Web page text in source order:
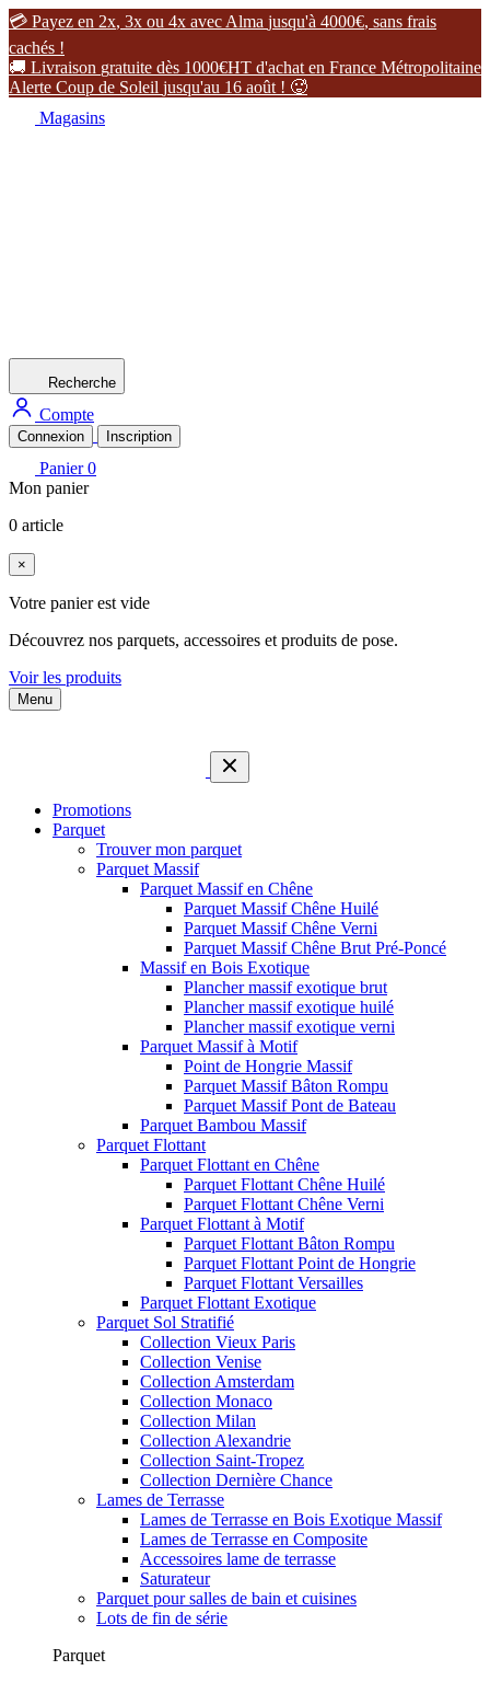
 Payez en 2x, 3x ou 4x avec Alma jusqu'à 4000€, sans frais
cachés !
 Livraison gratuite dès 1000€HT d'achat en France Métropolitaine
Alerte Coup de Soleil jusqu'au 16 août ! 
Magasins
Recherche
Compte
Connexion Inscription
Panier 0
Mon panier
0 article
×
Votre panier est vide
Découvrez nos parquets, accessoires et produits de pose.
Voir les produits
Menu
Promotions
Parquet
Trouver mon parquet
Parquet Massif
Parquet Massif en Chêne
Parquet Massif Chêne Huilé
Parquet Massif Chêne Verni
Parquet Massif Chêne Brut Pré-Poncé
Massif en Bois Exotique
Plancher massif exotique brut
Plancher massif exotique huilé
Plancher massif exotique verni
Parquet Massif à Motif
Point de Hongrie Massif
Parquet Massif Bâton Rompu
Parquet Massif Pont de Bateau
Parquet Bambou Massif
Parquet Flottant
Parquet Flottant en Chêne
Parquet Flottant Chêne Huilé
Parquet Flottant Chêne Verni
Parquet Flottant à Motif
Parquet Flottant Bâton Rompu
Parquet Flottant Point de Hongrie
Parquet Flottant Versailles
Parquet Flottant Exotique
Parquet Sol Stratifié
Collection Vieux Paris
Collection Venise
Collection Amsterdam
Collection Monaco
Collection Milan
Collection Alexandrie
Collection Saint-Tropez
Collection Dernière Chance
Lames de Terrasse
Lames de Terrasse en Bois Exotique Massif
Lames de Terrasse en Composite
Accessoires lame de terrasse
Saturateur
Parquet pour salles de bain et cuisines
Lots de fin de série
Parquet